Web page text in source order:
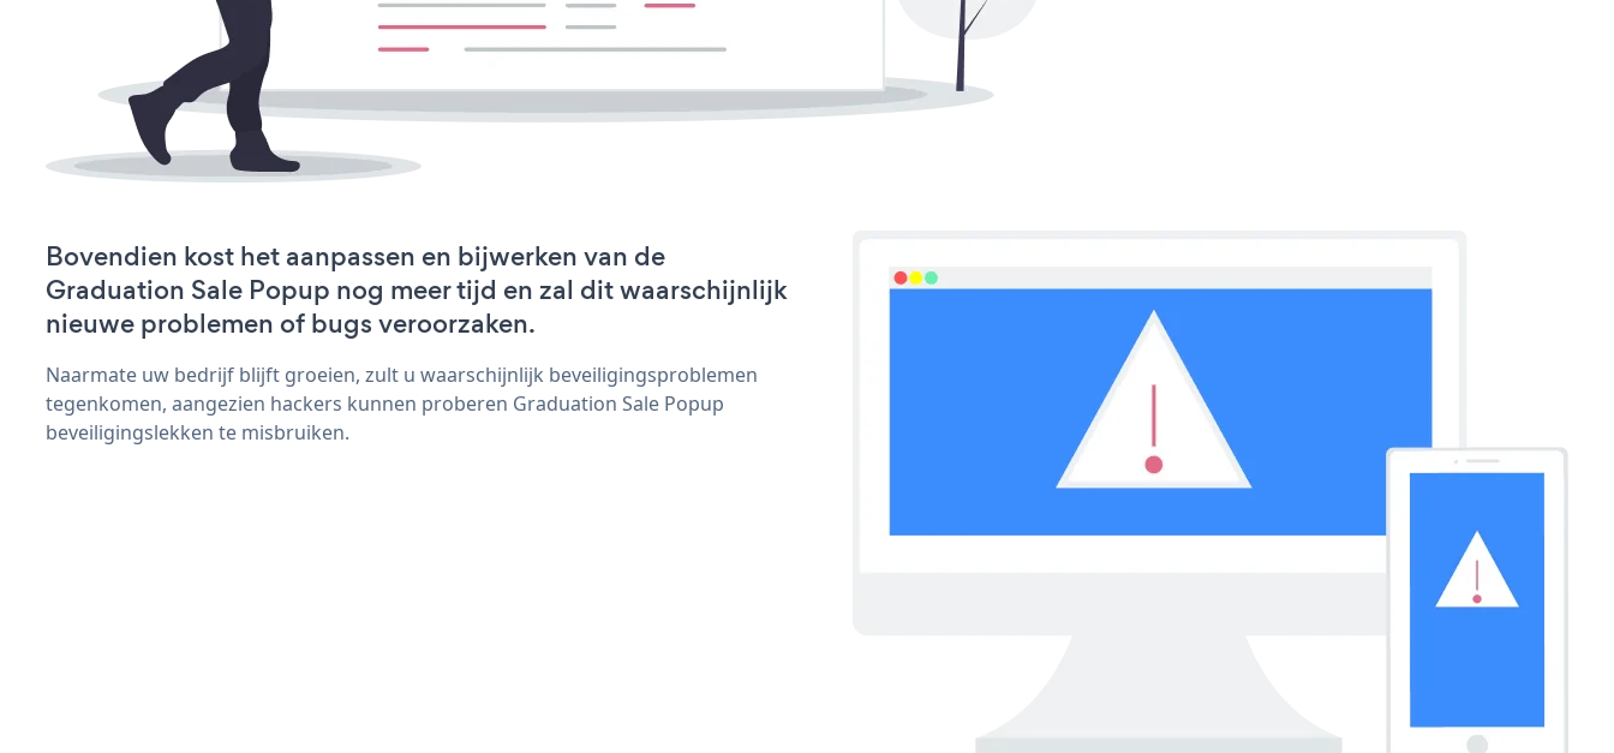
Bovendien kost het aanpassen en bijwerken van de
Graduation Sale Popup nog meer tijd en zal dit waarschijnlijk
nieuwe problemen of bugs veroorzaken.
Naarmate uw bedrijf blijft groeien, zult u waarschijnlijk beveiligingsproblemen
tegenkomen, aangezien hackers kunnen proberen Graduation Sale Popup
beveiligingslekken te misbruiken.